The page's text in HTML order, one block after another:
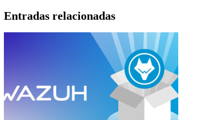
Entradas relacionadas